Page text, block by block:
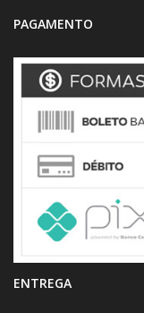
PAGAMENTO
ENTREGA